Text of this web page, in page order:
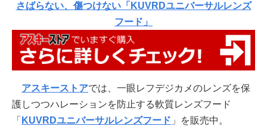
さばらない、傷つけない「KUVRDユニバーサルレンズ
フード」
アスキーストアでは、一眼レフデジカメのレンズを保
護しつつハレーションを防止する軟質レンズフード
「 KUVRDユニバーサルレンズフード 」を販売中。